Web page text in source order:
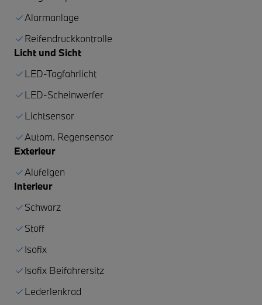
Alarmanlage
Reifendruckkontrolle
Licht und Sicht
LED-Tagfahrlicht
LED-Scheinwerfer
Lichtsensor
Autom. Regensensor
Exterieur
Alufelgen
Interieur
Schwarz
Stoff
Isofix
Isofix Beifahrersitz
Lederlenkrad